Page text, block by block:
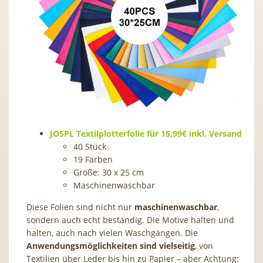
JOSPL Textilplotterfolie für 15,99€ inkl. Versand
40 Stück
19 Farben
Größe: 30 x 25 cm
Maschinenwaschbar
Diese Folien sind nicht nur maschinenwaschbar,
sondern auch echt beständig. Die Motive halten und
halten, auch nach vielen Waschgängen. Die
Anwendungsmöglichkeiten sind vielseitig, von
Textilien über Leder bis hin zu Papier – aber Achtung: